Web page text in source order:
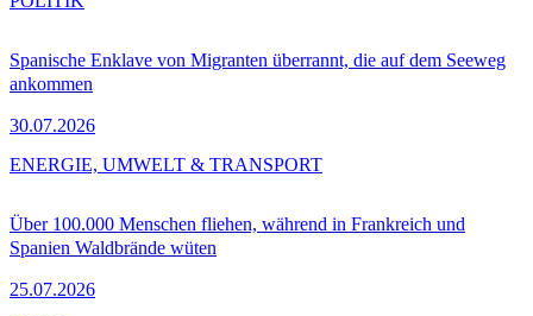
Spanische Enklave von Migranten überrannt, die auf dem Seeweg
ankommen
30.07.2026
Über 100.000 Menschen fliehen, während in Frankreich und
Spanien Waldbrände wüten
25.07.2026
ENERGIE, UMWELT & TRANSPORT